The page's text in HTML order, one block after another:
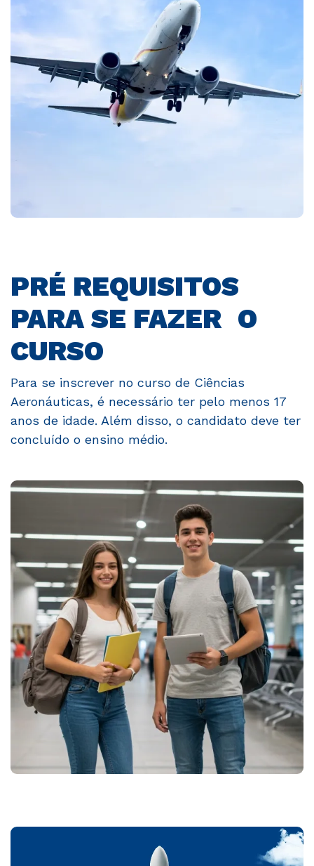
PRÉ REQUISITOS
PARA SE FAZER O
CURSO
Para se inscrever no curso de Ciências
Aeronáuticas, é necessário ter pelo menos 17
anos de idade. Além disso, o candidato deve ter
concluído o ensino médio.